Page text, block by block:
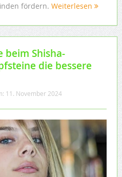
fördern. Weiterlesen
beim Shisha-
die bessere
11. November 2024